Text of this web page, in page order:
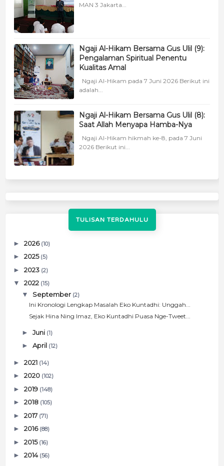
MAN 3 Jakarta...
Ngaji Al-Hikam Bersama Gus Ulil (9):
Pengalaman Spiritual Penentu
Kualitas Amal
Ngaji Al-Hikam pada 7 Juni 2026 Berikut ini
adalah...
Ngaji Al-Hikam Bersama Gus Ulil (8):
Saat Allah Menyapa Hamba-Nya
Ngaji Al-Hikam hikmah ke-8, pada 7 Juni
2026 Berikut ini...
TULISAN TERDAHULU
► 2026 (10)
► 2025 (5)
► 2023 (2)
▼ 2022 (15)
▼ September (2)
Ini Kronologi Lengkap Masalah Eko Kuntadhi: Unggah...
Sejak Hina Ning Imaz, Eko Kuntadhi Puasa Nge-Tweet...
► Juni (1)
► April (12)
► 2021 (14)
► 2020 (102)
► 2019 (148)
► 2018 (105)
► 2017 (71)
► 2016 (88)
► 2015 (16)
► 2014 (56)